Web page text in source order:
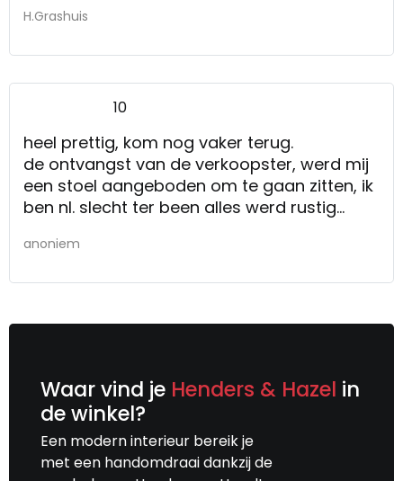
H.Grashuis
10
heel prettig, kom nog vaker terug.
de ontvangst van de verkoopster, werd mij
een stoel aangeboden om te gaan zitten, ik
ben nl. slecht ter been alles werd rustig
anoniem
Waar vind je Henders & Hazel in
de winkel?
Een modern interieur bereik je
met een handomdraai dankzij de